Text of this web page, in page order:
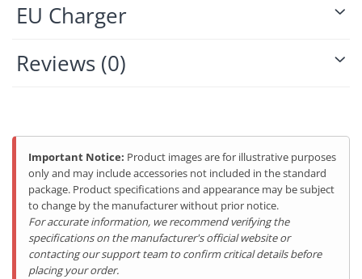
EU Charger
Reviews (0)
Important Notice: Product images are for illustrative purposes
only and may include accessories not included in the standard
package. Product specifications and appearance may be subject
to change by the manufacturer without prior notice.
For accurate information, we recommend verifying the
specifications on the manufacturer's official website or
contacting our support team to confirm critical details before
placing your order.